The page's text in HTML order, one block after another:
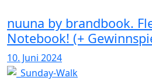
nuuna by brandbook.
Notebook! (+
10. Juni 2024